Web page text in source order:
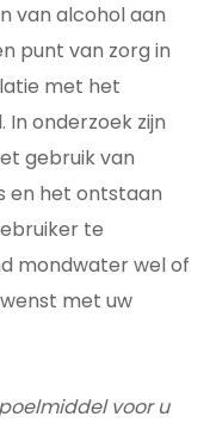
van alcohol aan
punt van zorg in
met het
onderzoek zijn
gebruik van
en het ontstaan
te
mondwater wel of
met uw
voor u